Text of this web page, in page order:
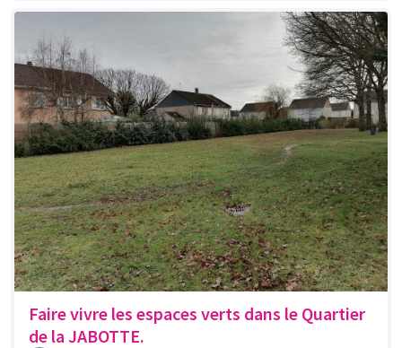
Faire vivre les espaces verts dans le Quartier
de la JABOTTE.